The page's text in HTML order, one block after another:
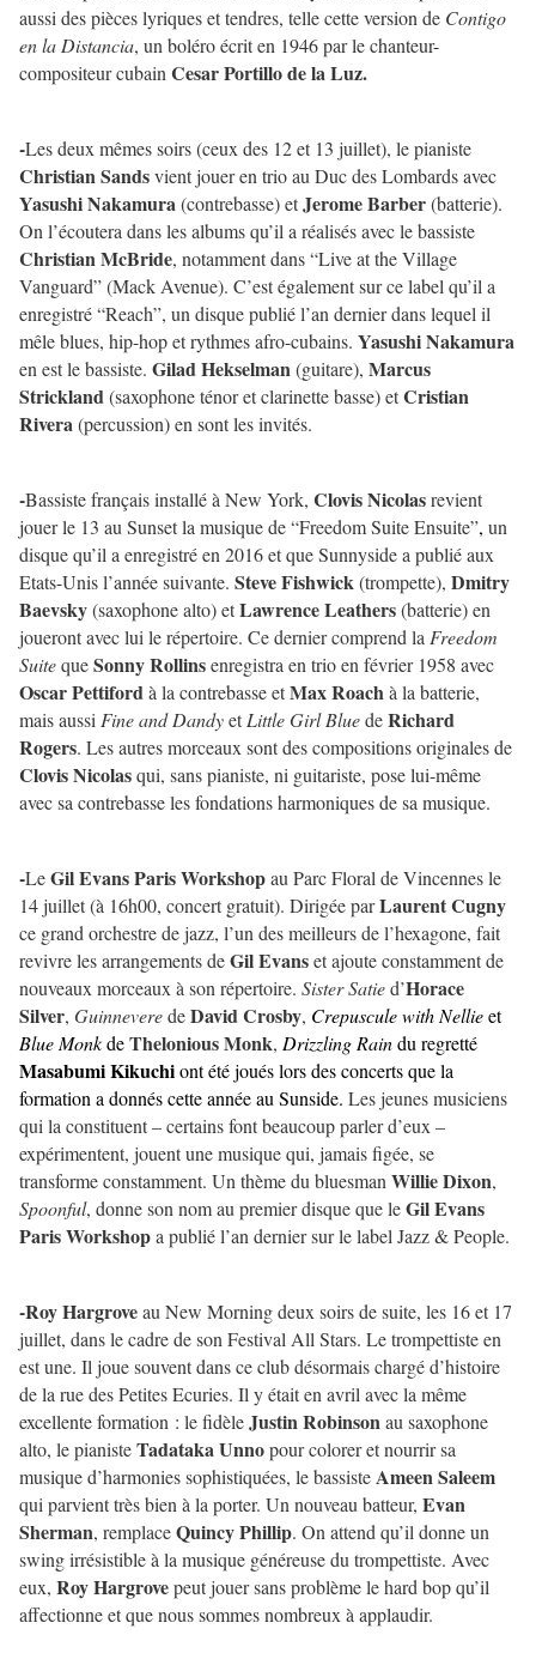
aussi des pièces lyriques et tendres, telle cette version de Contigo
en la Distancia, un boléro écrit en 1946 par le chanteur-
compositeur cubain Cesar Portillo de la Luz.
-Les deux mêmes soirs (ceux des 12 et 13 juillet), le pianiste
Christian Sandsvient jouer en trio au Duc des Lombards avec
Yasushi Nakamura(contrebasse) etJerome Barber(batterie).
On l’écoutera dans les albums qu’il a réalisés avec le bassiste
Christian McBride, notamment dans “Live at the Village
Vanguard” (Mack Avenue). C’est également sur ce label qu’il a
enregistré “Reach”, un disque publié l’an dernier dans lequel il
mêle blues, hip-hop et rythmes afro-cubains. Yasushi Nakamura
en est le bassiste. Gilad Hekselman(guitare), Marcus
Strickland(saxophone ténor et clarinette basse) etCristian
Rivera(percussion) en sont les invités.
-Bassiste français installé à New York, Clovis Nicolasrevient
jouer le 13 au Sunset la musique de “Freedom Suite Ensuite”, un
disque qu’il a enregistré en 2016 et que Sunnyside a publié aux
Etats-Unis l’année suivante. Steve Fishwick(trompette), Dmitry
Baevsky(saxophone alto) etLawrence Leathers(batterie) en
joueront avec lui le répertoire. Ce dernier comprend la Freedom
SuitequeSonny Rollinsenregistra en trio en février 1958 avec
Oscar Pettifordà la contrebasse etMax Roachà la batterie,
mais aussi Fine and DandyetLittle Girl BluedeRichard
Rogers. Les autres morceaux sont des compositions originales de
Clovis Nicolasqui, sans pianiste, ni guitariste, pose lui-même
avec sa contrebasse les fondations harmoniques de sa musique.
-LeGil Evans Paris Workshopau Parc Floral de Vincennes le
14 juillet (à 16h00, concert gratuit). Dirigée parLaurent Cugny
ce grand orchestre de jazz, l’un des meilleurs de l’hexagone, fait
revivre les arrangements deGil Evanset ajoute constamment de
nouveaux morceaux à son répertoire. Sister Satied’Horace
Silver, GuinneveredeDavid Crosby, Crepuscule with Nellieet
Blue MonkdeThelonious Monk, Drizzling Raindu regretté
Masabumi Kikuchiont été joués lors des concerts que la
formation a donnés cette année au Sunside. Les jeunes musiciens
qui la constituent – certains font beaucoup parler d’eux –
expérimentent, jouent une musique qui, jamais figée, se
transforme constamment. Un thème du bluesman Willie Dixon,
Spoonful, donne son nom au premier disque que leGil Evans
Paris Workshopa publié l’an dernier sur le label Jazz & People.
-Roy Hargroveau New Morning deux soirs de suite, les 16 et 17
juillet, dans le cadre de son Festival All Stars. Le trompettiste en
est une. Il joue souvent dans ce club désormais chargé d’histoire
de la rue des Petites Ecuries. Il y était en avril avec la même
excellente formation : le fidèleJustin Robinsonau saxophone
alto, le pianisteTadataka Unnopour colorer et nourrir sa
musique d’harmonies sophistiquées, le bassisteAmeen Saleem
qui parvient très bien à la porter. Un nouveau batteur, Evan
Sherman, remplaceQuincy Phillip. On attend qu’il donne un
swing irrésistible à la musique généreuse du trompettiste. Avec
eux, Roy Hargrovepeut jouer sans problème le hard bop qu’il
affectionne et que nous sommes nombreux à applaudir.